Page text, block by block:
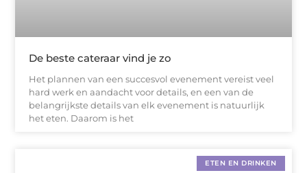
De beste cateraar vind je zo
Het plannen van een succesvol evenement vereist veel
hard werk en aandacht voor details, en een van de
belangrijkste details van elk evenement is natuurlijk
het eten. Daarom is het
ETEN EN DRINKEN